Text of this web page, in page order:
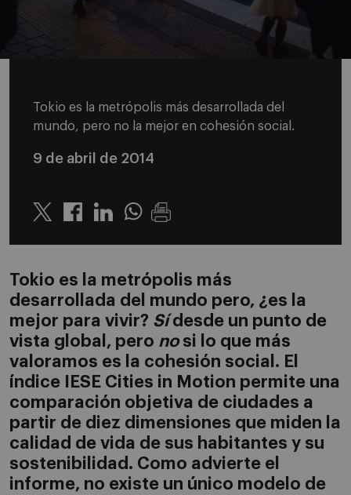
Tokio es la metrópolis más desarrollada del
mundo, pero no la mejor en cohesión social.
9 de abril de 2014
Twitter LinkedinWhatsapp
Tokio es la metrópolis más
desarrollada del mundo pero, ¿es la
mejor para vivir? Sídesde un punto de
vista global, pero nosi lo que más
valoramos es la cohesión social. El
índice IESE Cities in Motion permite una
comparación objetiva de ciudades a
partir de diez dimensiones que miden la
calidad de vida de sus habitantes y su
sostenibilidad. Como advierte el
informe, no existe un único modelo de